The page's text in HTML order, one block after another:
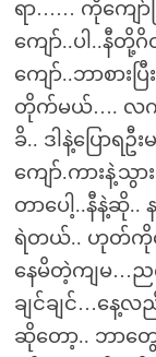
ရာ…… ကိုကျော်
ကျော်..ပါ..နီ
ကျော်..ဘာစာ
တိုက်မယ်…. လက်
ခိ.. ဒါနဲ့ပြောရ
ကျော်.ကားနဲ့သွ
တာပေါ့..နီနဲ့ဆို
ရဲတယ်.. ဟုတ်ကိုက
နေမိတဲ့ကျမ…
ချင်ချင်…နေ့
ဆိုတော့.. ဘာတွ